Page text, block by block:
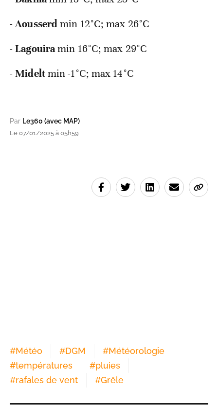
-Aousserdmin 12°C; max 26°C
-Lagouiramin 16°C; max 29°C
-Mideltmin -1°C; max 14°C
Par Le360 (avec MAP)
Le 07/01/2025 à 05h59
#Météo #DGM #Météorologie
#températures #pluies
#rafales de vent #Grêle